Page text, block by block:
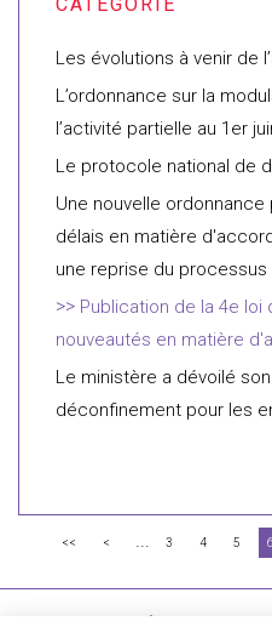
Les évolutions à venir de
L’ordonnance sur la
l’activité partielle au 1er
Le protocole national de
Une nouvelle
délais en matière
une reprise du
Publication de la 4e loi
nouveautés en matière
Le ministère a dévoilé
déconfinement pour les
<< < ... 3 4 5 6